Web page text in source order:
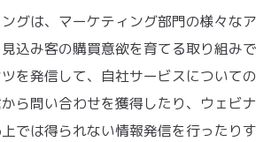
グは、マーケティング部門の様々なア
込み客の購買意欲を育てる取り組みで
を発信して、自社サービスについての
ら問い合わせを獲得したり、ウェビナ
では得られない情報発信を行ったりす